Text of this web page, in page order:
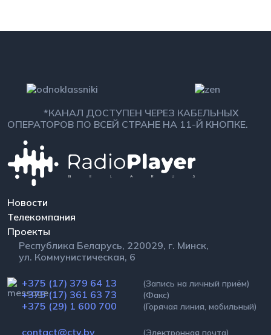
*КАНАЛ ДОСТУПЕН ЧЕРЕЗ КАБЕЛЬНЫХ
ОПЕРАТОРОВ ПО ВСЕЙ СТРАНЕ НА 11-Й КНОПКЕ.
Новости
Телекомпания
Проекты
Республика Беларусь, 220029, г. Минск,
ул. Коммунистическая, 6
+375 (17) 379 64 13 (Запись на личный приём)
+375 (17) 361 63 73 (Факс)
+375 (29) 1 600 700 (Горячая линия, мобильный)
contact@ctv.by (Электронная почта)